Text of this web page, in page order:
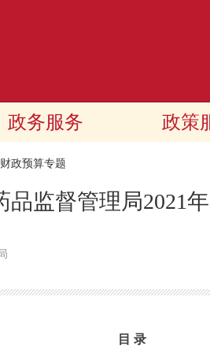
政务服务 政策
政预算专题
品监督管理局2021
目 录